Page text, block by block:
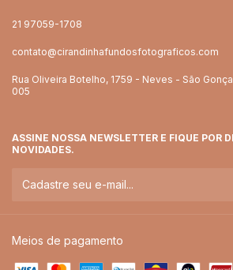
21 97059-1708
contato@cirandinhafundosfotograficos.com
Rua Oliveira Botelho, 1759 - Neves - São
005
ASSINE NOSSA NEWSLETTER E FIQUE POR
NOVIDADES.
Meios de pagamento